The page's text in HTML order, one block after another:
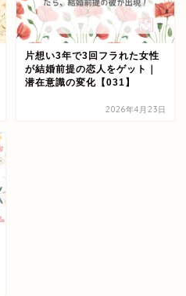
片想い3年で3回フラれた女性
が結婚前提の恋人をゲット｜
潜在意識の変化【031】
2026年4月23日